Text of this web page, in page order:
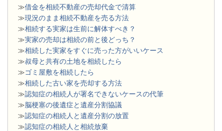
≫借金を相続不動産の売却代金で清算
≫現況のまま相続不動産を売る方法
≫相続する実家は生前に解体すべき？
≫実家の売却は相続の前と後どっち？
≫相続した実家をすぐに売った方がいいケース
≫叔母と共有の土地を相続したら
≫ゴミ屋敷を相続したら
≫相続した古い家を売却する方法
≫認知症の相続人が署名できないケースの代筆
≫脳梗塞の後遺症と遺産分割協議
≫認知症の相続人と遺産分割の放置
≫認知症の相続人と相続放棄